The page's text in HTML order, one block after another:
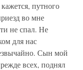
путного
во мне
не спал. Не
для нас
Сын мой
всех, поднял